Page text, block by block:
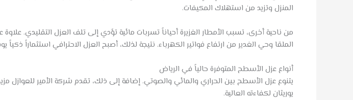
المنزل وتزيد من استهلاك المكيفات.
من ناحية أخرى، تسبب الأمطار الغزيرة أحياناً تسربات مائية تؤدي إلى تلف العزل التقليدي.
الملقا وحي الغدير من ارتفاع فواتير الكهرباء. نتيجة لذلك، أصبح العزل الاحترافي استثماراً
أنواع عزل الأسطح المتوفرة حالياً في الرياض
يتنوع عزل الأسطح بين الحراري والمائي والصوتي. إضافة إلى ذلك، تقدم شركة الأمير
يوريثان لكفاءته العالية.